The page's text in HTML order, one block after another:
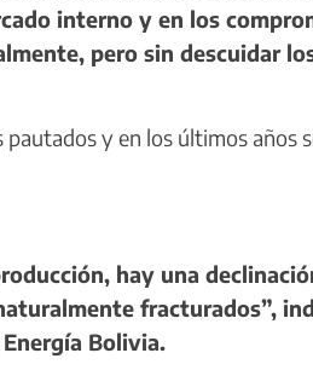
interno y en los
pero sin descuidar
y en los últimos años
hay una
fracturados”,
Bolivia.